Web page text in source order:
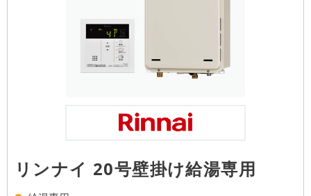
リンナイ 20号壁掛け給湯専用